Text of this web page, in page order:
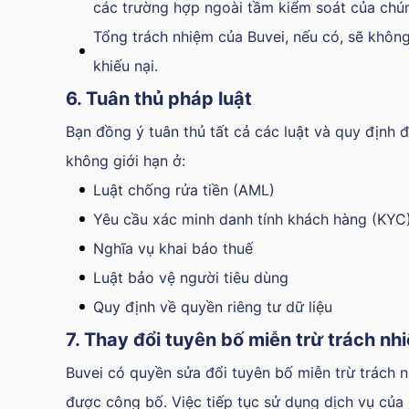
các trường hợp ngoài tầm kiểm soát của
Tổng trách nhiệm của Buvei, nếu có, sẽ
khiếu nại.
6. Tuân thủ pháp luật
Bạn đồng ý tuân thủ tất cả các luật và quy định
không giới hạn ở:
Luật chống rửa tiền (AML)
Yêu cầu xác minh danh tính khách hàng
Nghĩa vụ khai báo thuế
Luật bảo vệ người tiêu dùng
Quy định về quyền riêng tư dữ liệu
7. Thay đổi tuyên bố miễn trừ trách
Buvei có quyền sửa đổi tuyên bố miễn trừ trách
được công bố. Việc tiếp tục sử dụng dịch vụ